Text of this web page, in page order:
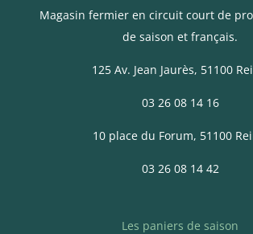
la
page
produit
Magasin fermier en circuit court de
de saison et français.
125 Av. Jean Jaurès, 51100
03 26 08 14 16
10 place du Forum, 51100
03 26 08 14 42
Les paniers de saison